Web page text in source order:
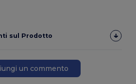
sul Prodotto
un commento